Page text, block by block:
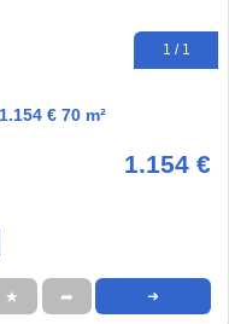
1 / 1
€ 70 m²
1.154 €
★ ➦ ➜